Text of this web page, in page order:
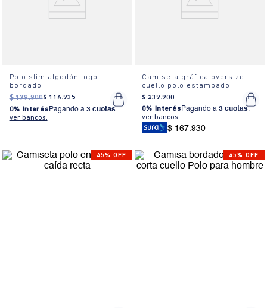
Polo slim algodón logo
bordado
$ 179.900$ 116.935
0% Interés Pagando a 3 cuotas.
ver bancos.
Camiseta gráfica oversize
cuello polo estampado
$ 239.900
0% Interés Pagando a 3 cuotas.
ver bancos.
$ 167.930
45% OFF 45% OFF